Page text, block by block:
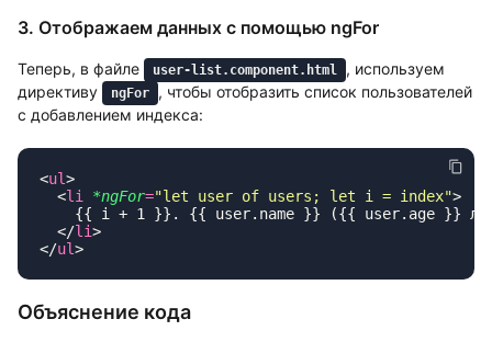
3. Отображаем данных с помощью ngFor
Теперь, в файле user-list.component.html
, используем
директиву
ngFor
, чтобы отобразить список пользователей
с добавлением индекса:
<ul
  <
li *ngFor="let user of users; let i = index"
  </
li
</ul
Объяснение кода